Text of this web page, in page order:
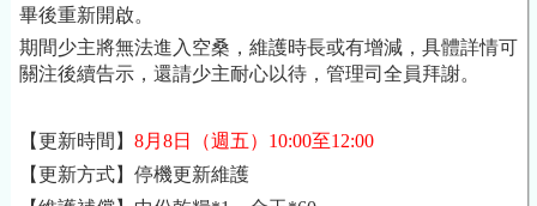
畢後重新開啟。
期間少主將無法進入空桑，維護時長或有增減，具體詳情可
關注後續告示，還請少主耐心以待，管理司全員拜謝。
【更新時間】8月8日
（週五）10:00至12:00
【更新方式】停機更新維護